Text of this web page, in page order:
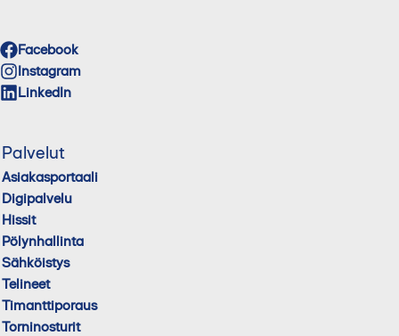
Facebook
Instagram
LinkedIn
Palvelut
Asiakasportaali
Digipalvelu
Hissit
Pölynhallinta
Sähköistys
Telineet
Timanttiporaus
Torninosturit